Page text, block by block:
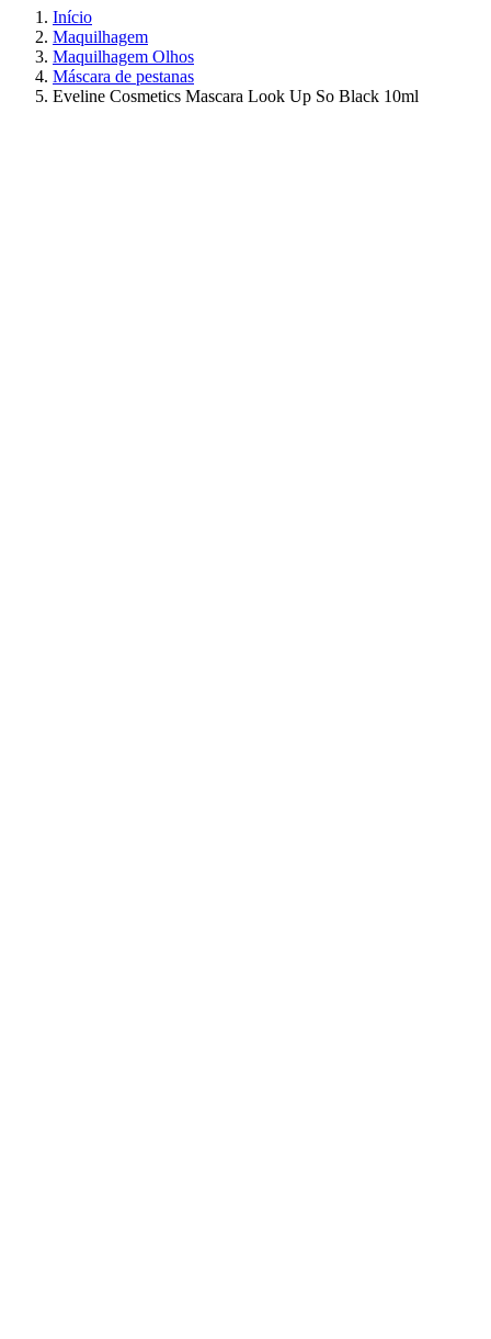
Início
Maquilhagem
Maquilhagem Olhos
Máscara de pestanas
Eveline Cosmetics Mascara Look Up So Black 10ml